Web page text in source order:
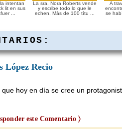
intentan
lit en sus
...
La sra. Nora Roberts vende
y escribe todo lo que le
echen. Más de 100 títu ...
A
se
crítica
Leon ha
motivo
López Recio
que hoy en día se cree un
este Comentario 〉